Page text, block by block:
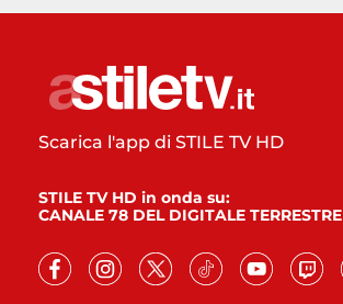
Scarica l'app di STILE TV HD
STILE TV HD in onda su:
CANALE 78 DEL DIGITALE TERRESTRE